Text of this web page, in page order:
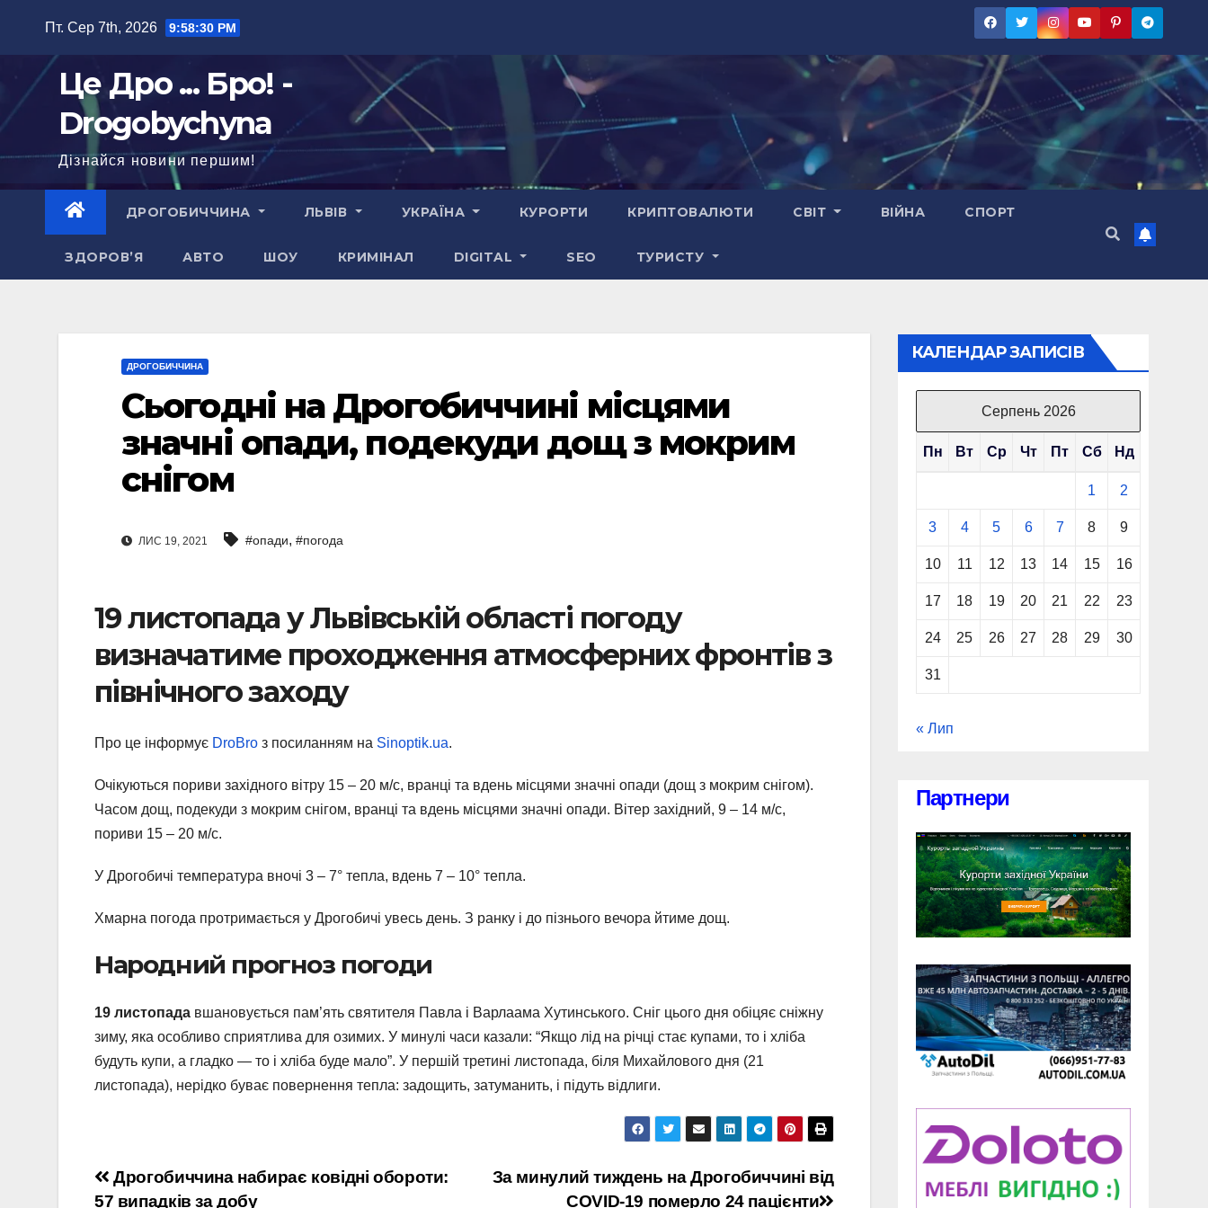
Пт. Сер 7th, 2026 9:58:31 PM
Це Дро ... Бро! -
Drogobychyna
Дізнайся новини першим!
ДРОГОБИЧЧИНА ЛЬВІВ УКРАЇНА КУРОРТИ КРИПТОВАЛЮТИ СВІТ ВІЙНА СПОРТ
ЗДОРОВ’Я АВТО ШОУ КРИМІНАЛ DIGITAL SEO ТУРИСТУ
ДРОГОБИЧЧИНА
Сьогодні на Дрогобиччині місцями
значні опади, подекуди дощ з мокрим
снігом
ЛИС 19, 2021 #опади, #погода
19 листопада у Львівській області погоду
визначатиме проходження атмосферних фронтів з
північного заходу
Про це інформує DroBro з посиланням на Sinoptik.ua.
Очікуються пориви західного вітру 15 – 20 м/с, вранці та вдень місцями значні опади (дощ з мокрим снігом).
Часом дощ, подекуди з мокрим снігом, вранці та вдень місцями значні опади. Вітер західний, 9 – 14 м/с,
пориви 15 – 20 м/с.
У Дрогобичі температура вночі 3 – 7° тепла, вдень 7 – 10° тепла.
Хмарна погода протримається у Дрогобичі увесь день. З ранку і до пізнього вечора йтиме дощ.
Народний прогноз погоди
19 листопада вшановується пам’ять святителя Павла і Варлаама Хутинського. Сніг цього дня обіцяє сніжну
зиму, яка особливо сприятлива для озимих. У минулі часи казали: “Якщо лід на річці стає купами, то і хліба
будуть купи, а гладко — то і хліба буде мало”. У першій третині листопада, біля Михайлового дня (21
листопада), нерідко буває повернення тепла: задощить, затуманить, і підуть відлиги.
Навігація
За минулий тиждень на Дрогобиччині від
COVID-19 померло 24 пацієнти
Дрогобиччина набирає ковідні обороти:
57 випадків за добу
КАЛЕНДАР ЗАПИСІВ
Серпень 2026
Пн Вт Ср Чт Пт Сб Нд
1 2
3 4 5 6 7 8 9
10 11 12 13 14 15 16
17 18 19 20 21 22 23
24 25 26 27 28 29 30
31
« Лип
Партнери